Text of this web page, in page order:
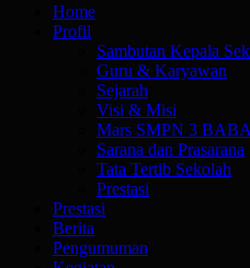
PrimaryHome
Profil
Sambutan Kepala
Guru & Karyawan
Sejarah
Visi & Misi
Mars SMPN 3
Sarana dan Prasarana
Tata Tertib Sekolah
Prestasi
Prestasi
Berita
Pengumuman